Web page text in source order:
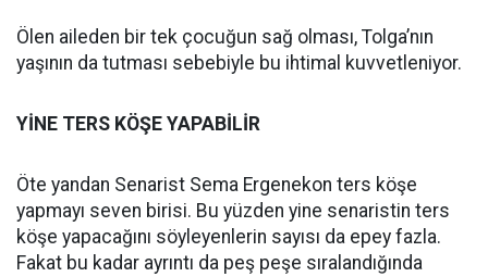
Ölen aileden bir tek çocuğun sağ olması, Tolga’nın
yaşının da tutması sebebiyle bu ihtimal kuvvetleniyor.
YİNE TERS KÖŞE YAPABİLİR
Öte yandan Senarist Sema Ergenekon ters köşe
yapmayı seven birisi. Bu yüzden yine senaristin ters
köşe yapacağını söyleyenlerin sayısı da epey fazla.
Fakat bu kadar ayrıntı da peş peşe sıralandığında